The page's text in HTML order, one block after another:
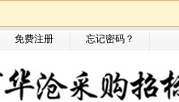
免费注册 忘记密码？